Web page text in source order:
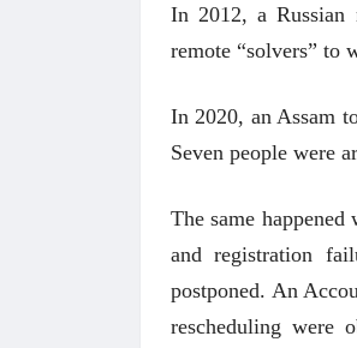
In 2012, a Russian
remote “solvers” to
In 2020, an Assam
Seven people were
The same
and registration
postponed. An
rescheduling were